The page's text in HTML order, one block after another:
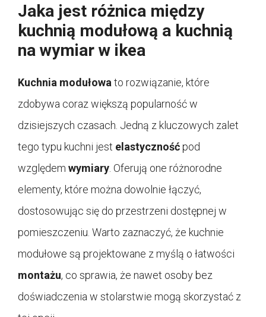
Jaka jest różnica między
kuchnią modułową a kuchnią
na wymiar w ikea
Kuchnia modułowa to rozwiązanie, które
zdobywa coraz większą popularność w
dzisiejszych czasach. Jedną z kluczowych zalet
tego typu kuchni jest elastycznośćpod
względem wymiary . Oferują one różnorodne
elementy, które można dowolnie łączyć,
dostosowując się do przestrzeni dostępnej w
pomieszczeniu. Warto zaznaczyć, że kuchnie
modułowe są projektowane z myślą o łatwości
montażu, co sprawia, że nawet osoby bez
doświadczenia w stolarstwie mogą skorzystać z